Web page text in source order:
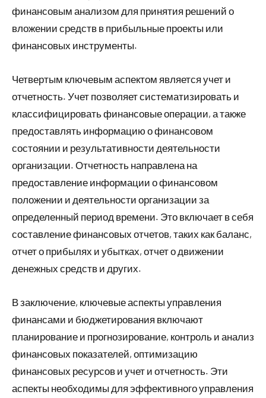
финансовым анализом для принятия решений о
вложении средств в прибыльные проекты или
финансовых инструменты.
Четвертым ключевым аспектом является учет и
отчетность. Учет позволяет систематизировать и
классифицировать финансовые операции, а также
предоставлять информацию о финансовом
состоянии и результативности деятельности
организации. Отчетность направлена на
предоставление информации о финансовом
положении и деятельности организации за
определенный период времени. Это включает в себя
составление финансовых отчетов, таких как баланс,
отчет о прибылях и убытках, отчет о движении
денежных средств и других.
В заключение, ключевые аспекты управления
финансами и бюджетирования включают
планирование и прогнозирование, контроль и анализ
финансовых показателей, оптимизацию
финансовых ресурсов и учет и отчетность. Эти
аспекты необходимы для эффективного управления